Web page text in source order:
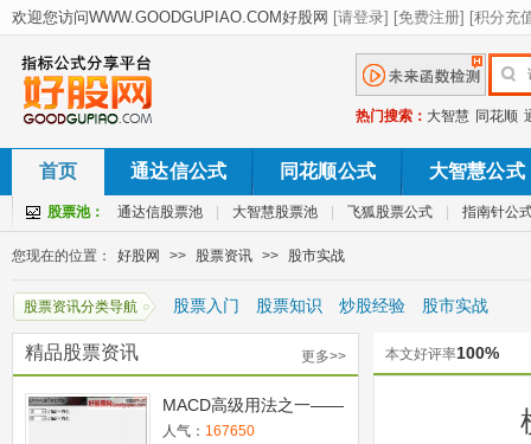
热门搜索： 大智慧 同花顺
首页 通达信公式 同花顺公式 大智慧公式
股票池： 通达信股票池 大智慧股票池 飞狐股票公式 指南针公
您现在的位置： 好股网 >> 股票资讯 >> 股市实战
股票资讯分类导航 股票入门 股票知识 炒股经验 股市实战
精品股票资讯 更多>>
MACD高级用法之一——
稳健买入法+2点卖出法
人气： 167650
本文好评率100%